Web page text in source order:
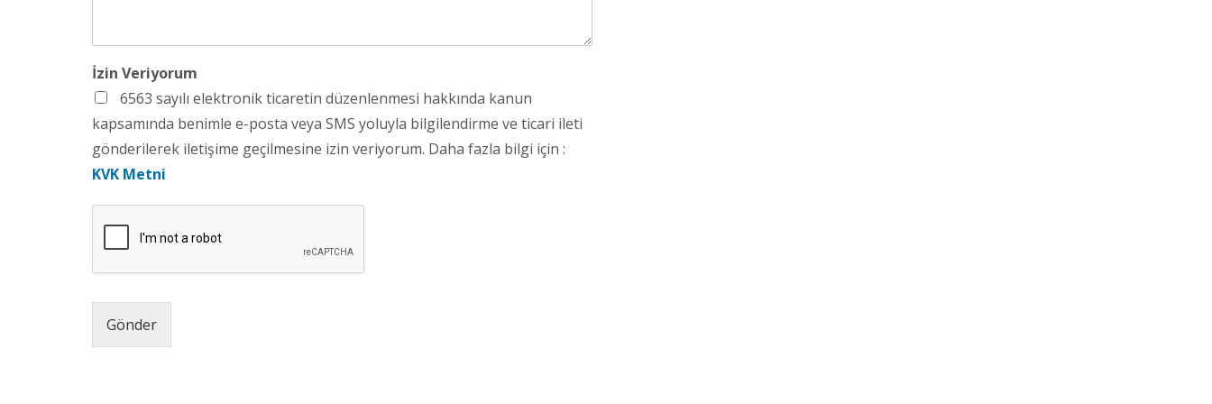
İzin Veriyorum
6563 sayılı elektronik ticaretin düzenlenmesi hakkında kanun
kapsamında benimle e-posta veya SMS yoluyla bilgilendirme ve ticari ileti
gönderilerek iletişime geçilmesine izin veriyorum. Daha fazla bilgi için :
KVK Metni
Gönder